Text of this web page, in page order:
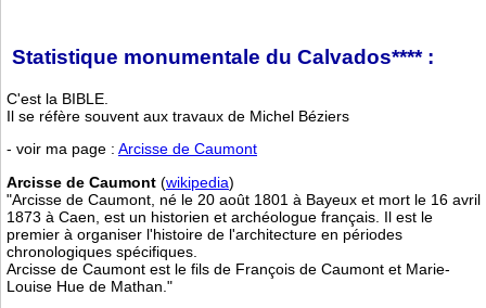
Statistique monumentale du Calvados**** :
C'est la BIBLE.
Il se réfère souvent aux travaux de Michel Béziers
- voir ma page : Arcisse de Caumont
Arcisse de Caumont (wikipedia)
"Arcisse de Caumont, né le 20 août 1801 à Bayeux et mort le 16 avril
1873 à Caen, est un historien et archéologue français. Il est le
premier à organiser l'histoire de l'architecture en périodes
chronologiques spécifiques.
Arcisse de Caumont est le fils de François de Caumont et Marie-
Louise Hue de Mathan."